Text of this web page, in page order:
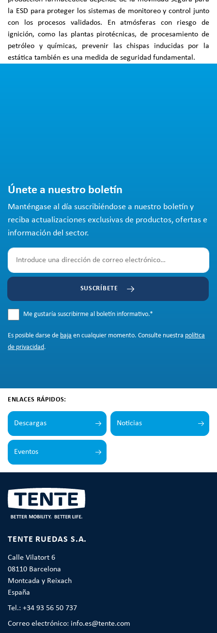
la ESD para proteger los sistemas de monitoreo y control junto
con los procesos validados. En atmósferas con riesgo de
ignición, como las plantas pirotécnicas, de procesamiento de
petróleo y químicas, prevenir las chispas inducidas por la
estática también es una medida de seguridad fundamental.
Únete a nuestro boletín
Manténgase al día suscribiéndose a nuestro boletín y
reciba actualizaciones exclusivas de productos, ofertas e
información del sector.
SUSCRÍBETE
Me gustaría suscribirme al boletín informativo.*
Es posible darse de baja en cualquier momento. Consulte nuestra política
de privacidad.
ENLACES RÁPIDOS:
Descargas Noticias
Eventos
TENTE RUEDAS S.A.
Calle Vilatort 6
08110 Barcelona
Montcada y Reixach
España
Tel.: +34 93 56 50 737
Correo electrónico: info.es@tente.com